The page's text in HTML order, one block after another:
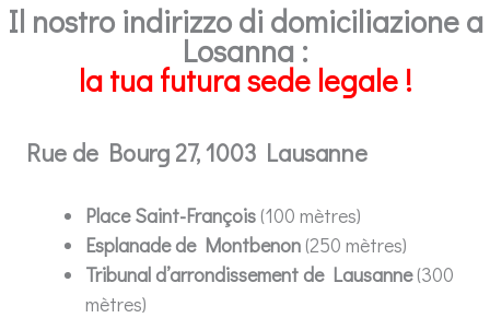
Il nostro indirizzo di domiciliazione a
Losanna :
la tua futura sede legale !
Rue de Bourg 27, 1003 Lausanne
Place Saint-François(100 mètres)
Esplanade de Montbenon(250 mètres)
Tribunal d’arrondissement de Lausanne(300
mètres)